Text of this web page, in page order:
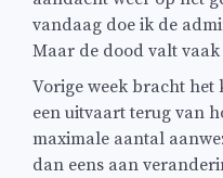
vandaag doe ik de
Maar de dood valt vaak
Vorige week bracht het
een uitvaart terug van
maximale aantal
dan eens aan